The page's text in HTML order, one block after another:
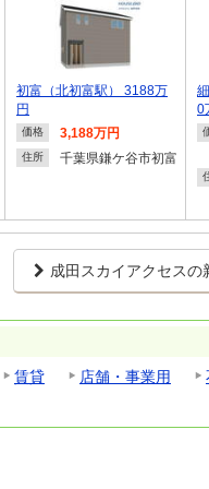
初富（北初富駅） 3188万
円
価格 3,188万円
住所 千葉県鎌ケ谷市初富
0
成田スカイアクセスの
賃貸 店舗・事業用